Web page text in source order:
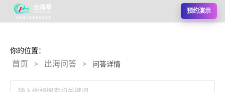
预约演示
你的位置：
首页 > 出海问答 > 问答详情